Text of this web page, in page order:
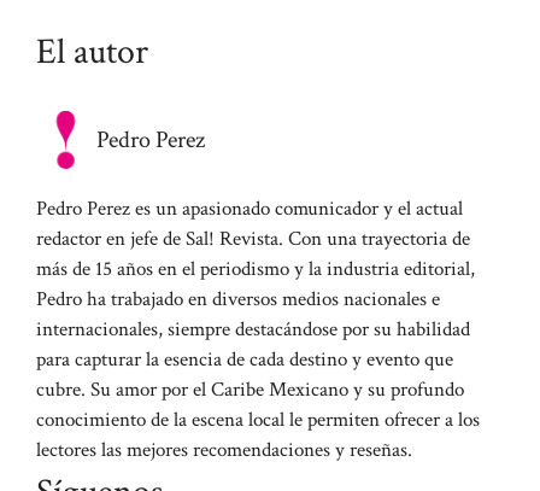
El autor
Pedro Perez
Pedro Perez es un apasionado comunicador y el actual
redactor en jefe de Sal! Revista. Con una trayectoria de
más de 15 años en el periodismo y la industria editorial,
Pedro ha trabajado en diversos medios nacionales e
internacionales, siempre destacándose por su habilidad
para capturar la esencia de cada destino y evento que
cubre. Su amor por el Caribe Mexicano y su profundo
conocimiento de la escena local le permiten ofrecer a los
lectores las mejores recomendaciones y reseñas.